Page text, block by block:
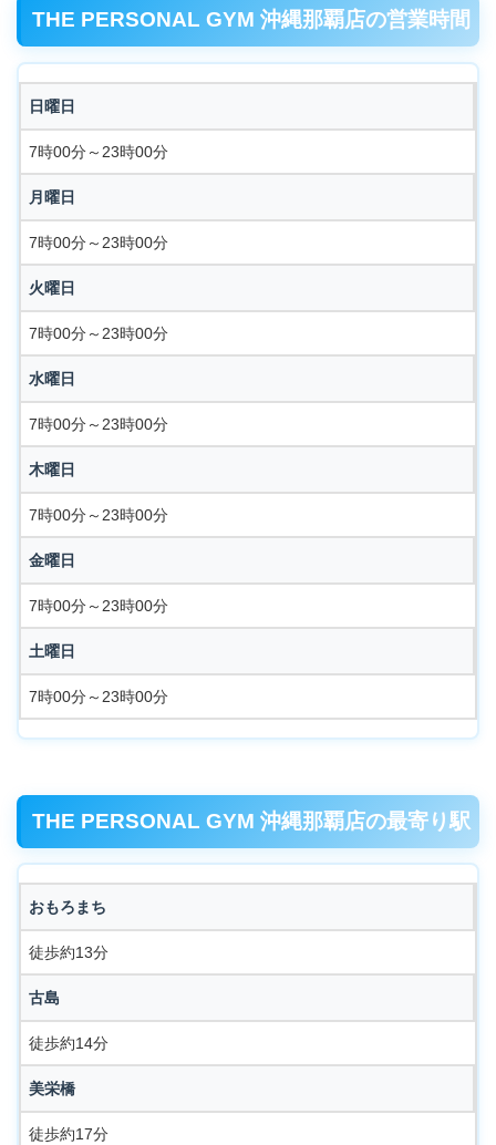
THE PERSONAL GYM 沖縄那覇店の営業時間
日曜日
7時00分～23時00分
月曜日
7時00分～23時00分
火曜日
7時00分～23時00分
水曜日
7時00分～23時00分
木曜日
7時00分～23時00分
金曜日
7時00分～23時00分
土曜日
7時00分～23時00分
THE PERSONAL GYM 沖縄那覇店の最寄り駅
おもろまち
徒歩約13分
古島
徒歩約14分
美栄橋
徒歩約17分